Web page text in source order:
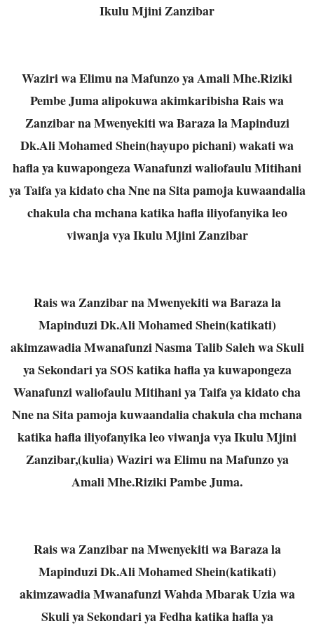
Ikulu Mjini Zanzibar
Waziri wa Elimu na Mafunzo ya Amali Mhe.Riziki
Pembe Juma alipokuwa akimkaribisha Rais wa
Zanzibar na Mwenyekiti wa Baraza la Mapinduzi
Dk.Ali Mohamed Shein(hayupo pichani) wakati wa
hafla ya kuwapongeza Wanafunzi waliofaulu Mitihani
ya Taifa ya kidato cha Nne na Sita pamoja kuwaandalia
chakula cha mchana katika hafla iliyofanyika leo
viwanja vya Ikulu Mjini Zanzibar
Rais wa Zanzibar na Mwenyekiti wa Baraza la
Mapinduzi Dk.Ali Mohamed Shein(katikati)
akimzawadia Mwanafunzi Nasma Talib Saleh wa Skuli
ya Sekondari ya SOS katika hafla ya kuwapongeza
Wanafunzi waliofaulu Mitihani ya Taifa ya kidato cha
Nne na Sita pamoja kuwaandalia chakula cha mchana
katika hafla iliyofanyika leo viwanja vya Ikulu Mjini
Zanzibar,(kulia) Waziri wa Elimu na Mafunzo ya
Amali Mhe.Riziki Pambe Juma.
Rais wa Zanzibar na Mwenyekiti wa Baraza la
Mapinduzi Dk.Ali Mohamed Shein(katikati)
akimzawadia Mwanafunzi Wahda Mbarak Uzia wa
Skuli ya Sekondari ya Fedha katika hafla ya